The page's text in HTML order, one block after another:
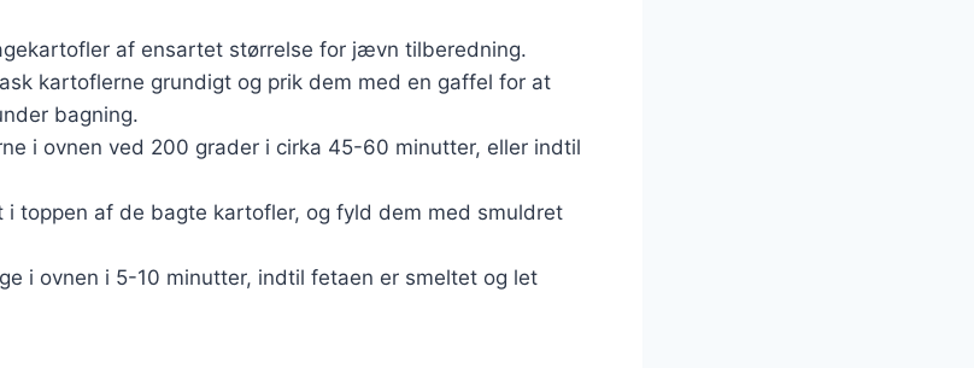
af ensartet størrelse for jævn tilberedning.
kartoflerne grundigt og prik dem med en gaffel for at
bagning.
i ovnen ved 200 grader i cirka 45-60 minutter, eller indtil
toppen af de bagte kartofler, og fyld dem med smuldret
i ovnen i 5-10 minutter, indtil fetaen er smeltet og let